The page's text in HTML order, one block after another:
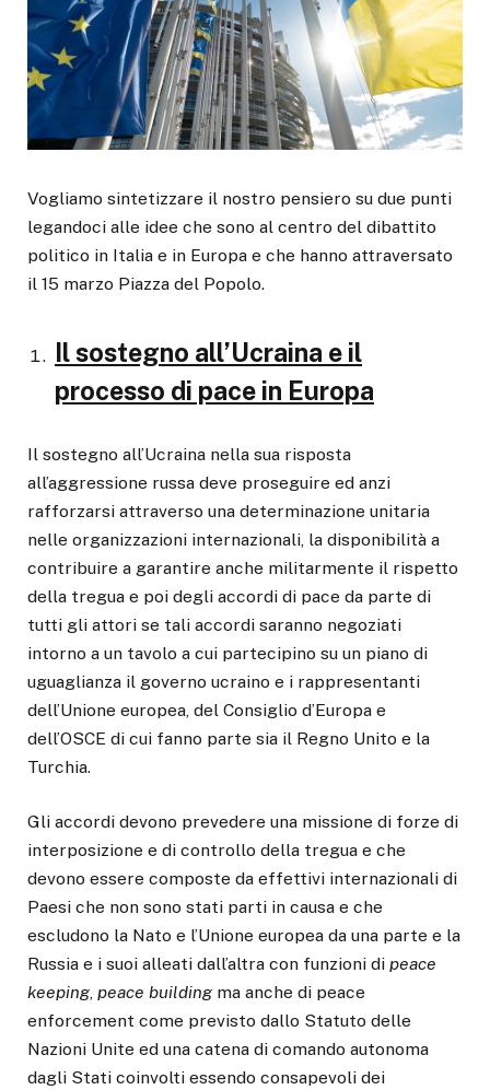
Vogliamo sintetizzare il nostro pensiero su due punti
legandoci alle idee che sono al centro del dibattito
politico in Italia e in Europa e che hanno attraversato
il 15 marzo Piazza del Popolo.
Il sostegno all’Ucraina e il
processo di pace in Europa
Il sostegno all’Ucraina nella sua risposta
all’aggressione russa deve proseguire ed anzi
rafforzarsi attraverso una determinazione unitaria
nelle organizzazioni internazionali, la disponibilità a
contribuire a garantire anche militarmente il rispetto
della tregua e poi degli accordi di pace da parte di
tutti gli attori se tali accordi saranno negoziati
intorno a un tavolo a cui partecipino su un piano di
uguaglianza il governo ucraino e i rappresentanti
dell’Unione europea, del Consiglio d’Europa e
dell’OSCE di cui fanno parte sia il Regno Unito e la
Turchia.
Gli accordi devono prevedere una missione di forze di
interposizione e di controllo della tregua e che
devono essere composte da effettivi internazionali di
Paesi che non sono stati parti in causa e che
escludono la Nato e l’Unione europea da una parte e la
Russia e i suoi alleati dall’altra con funzioni di peace
keeping, peace buildingma anche di peace
enforcement come previsto dallo Statuto delle
Nazioni Unite ed una catena di comando autonoma
dagli Stati coinvolti essendo consapevoli dei